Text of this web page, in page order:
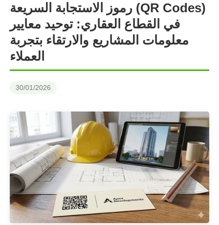
رموز الاستجابة السريعة (QR Codes)
في القطاع العقاري: توحيد معايير
معلومات المشاريع والارتقاء بتجربة
العملاء
30/01/2026